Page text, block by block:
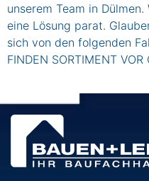
unserem Team in
eine Lösung parat.
sich von den folgenden
FINDEN SORTIMENT